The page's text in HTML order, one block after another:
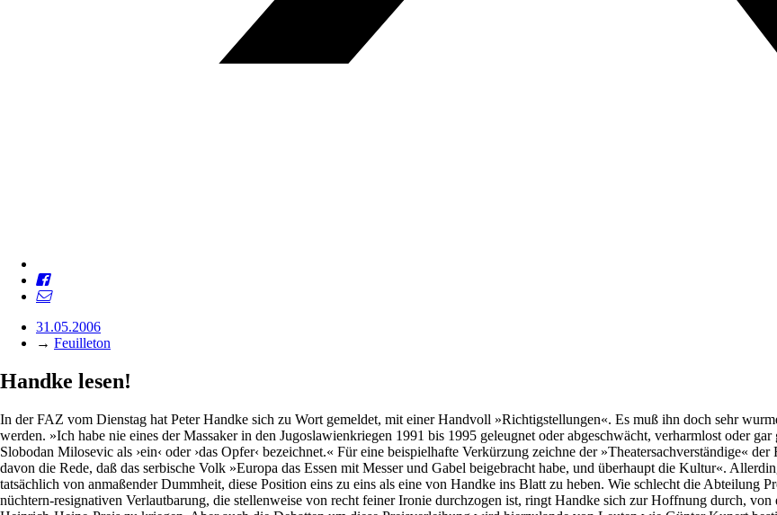
31.05.2006
→ Feuilleton
Handke lesen!
In der FAZ vom Dienstag hat Peter Handke sich zu Wort gemeldet, mit einer Handvoll »Richtigstellungen«. Es muß ihn doch sehr
werden. »Ich habe nie eines der Massaker in den Jugoslawienkriegen 1991 bis 1995 geleugnet oder abgeschwächt, verharmlost oder
Slobodan Milosevic als ›ein‹ oder ›das Opfer‹ bezeichnet.« Für eine beispielhafte Verkürzung zeichne der »Theatersachverständige«
davon die Rede, daß das serbische Volk »Europa das Essen mit Messer und Gabel beigebracht habe, und überhaupt die Kultur«.
tatsächlich von anmaßender Dummheit, diese Position eins zu eins als eine von Handke ins Blatt zu heben. Wie schlecht die Abteilung
nüchtern-resignativen Verlautbarung, die stellenweise von recht feiner Ironie durchzogen ist, ringt Handke sich zur Hoffnung durch,